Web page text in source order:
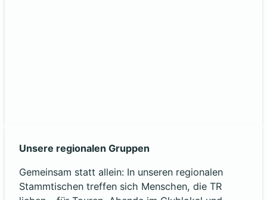
Unsere regionalen Gruppen
Gemeinsam statt allein: In unseren regionalen
Stammtischen treffen sich Menschen, die TR